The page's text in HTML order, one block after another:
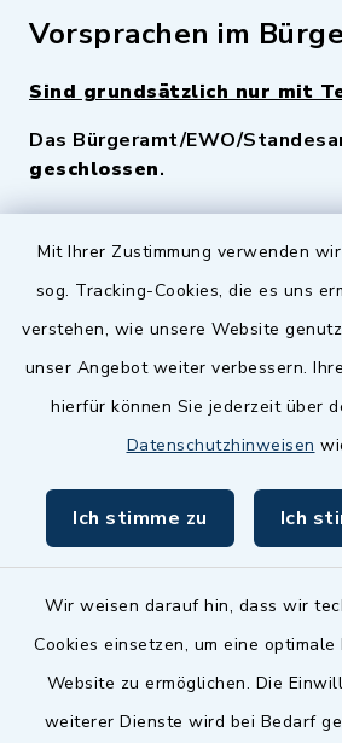
Mit Ihrer Zustimmung verwenden
sog. Tracking-Cookies, die es uns
verstehen, wie unsere Website
unser Angebot weiter verbessern.
hierfür können Sie jederzeit über
Datenschutzhinweisen
Ich stimme zu Ich
Wir weisen darauf hin, dass wir
Cookies einsetzen, um eine
Website zu ermöglichen. Die
weiterer Dienste wird bei Bedarf
Vorsprachen im
Sind grundsätzlich nur mit
Das Bürgeramt/EWO/
geschlossen.
Quicklinks
Zenngrund Allianz
Dillenberggruppe
inixmedia GmbH